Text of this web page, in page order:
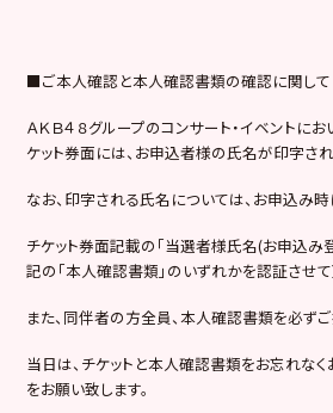
■ご本人確認と本人確認書類の確認に関して
ＡＫＢ４８グループのコンサート・イベントに
ケット券面には、お申込者様の氏名が印字され
なお、印字される氏名については、お申込み時
チケット券面記載の「当選者様氏名(お申込み
記の「本人確認書類」のいずれかを認証させて
また、同伴者の方全員、本人確認書類を必ずご
当日は、チケットと本人確認書類をお忘れな
をお願い致します。